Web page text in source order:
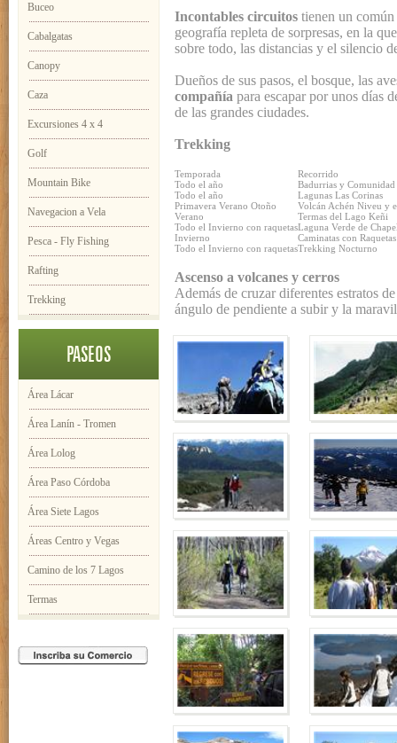
Buceo
Cabalgatas
Canopy
Caza
Excursiones 4 x 4
Golf
Mountain Bike
Navegacion a Vela
Pesca - Fly Fishing
Rafting
Trekking
PASEOS
Área Lácar
Área Lanín - Tromen
Área Lolog
Área Paso Córdoba
Área Siete Lagos
Áreas Centro y Vegas
Camino de los 7 Lagos
Termas
Incontables circuitos tienen un
geografía repleta de sorpresas, en la
sobre todo, las distancias y el silencio
Dueños de sus pasos, el bosque, las
compañía para escapar por unos días
de las grandes ciudades.
Trekking
Temporada
Recorrido
Todo el año
Badurrias y
Todo el año
Lagunas Las Corinas
Primavera Verano Otoño
Volcán Achén Niveu y
Verano
Termas del Lago Keñi
Todo el Invierno con raquetasLaguna Verde de
Invierno
Caminatas con Raquetas
Todo el Invierno con raquetasTrekking Nocturno
Ascenso a volcanes y cerros
Además de cruzar diferentes estratos
ángulo de pendiente a subir y la